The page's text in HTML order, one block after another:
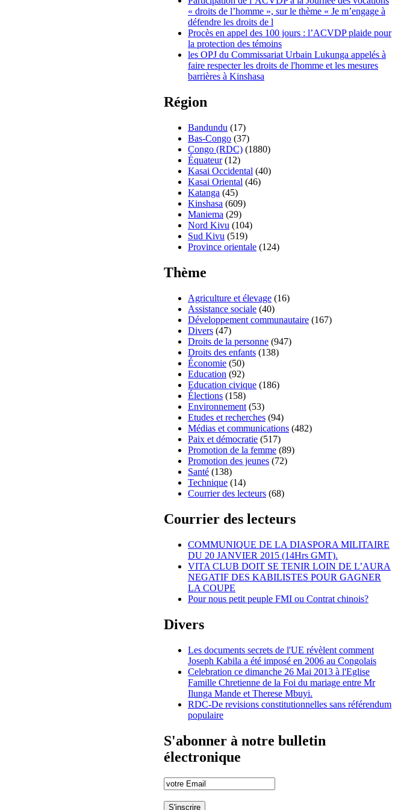
« droits de l’homme », sur le thème « Je m’engage à
défendre les droits de l
Procès en appel des 100 jours : l’ACVDP plaide pour
la protection des témoins
les OPJ du Commissariat Urbain Lukunga appelés à
faire respecter les droits de l'homme et les mesures
barrières à Kinshasa
Région
Bandundu (17)
Bas-Congo (37)
Congo (RDC) (1880)
Équateur(12)
Kasai Occidental (40)
Kasai Oriental (46)
Katanga (45)
Kinshasa (609)
Maniema (29)
Nord Kivu (104)
Sud Kivu (519)
Province orientale (124)
Thème
Agriculture et élevage (16)
Assistance sociale (40)
Développement communautaire (167)
Divers (47)
Droits de la personne (947)
Droits des enfants (138)
Économie (50)
Education (92)
Education civique (186)
Élections (158)
Environnement (53)
Etudes et recherches (94)
Médias et communications (482)
Paix et démocratie (517)
Promotion de la femme (89)
Promotion des jeunes (72)
Santé (138)
Technique (14)
Courrier des lecteurs (68)
Courrier des lecteurs
COMMUNIQUE DE LA DIASPORA MILITAIRE
DU 20 JANVIER 2015 (14Hrs GMT).
VITA CLUB DOIT SE TENIR LOIN DE L’AURA
NEGATIF DES KABILISTES POUR GAGNER
LA COUPE
Pour nous petit peuple FMI ou Contrat chinois?
Divers
Les documents secrets de l'UE révèlent comment
Joseph Kabila a été imposé en 2006 au Congolais
Celebration ce dimanche 26 Mai 2013 à l'Eglise
Famille Chretienne de la Foi du mariage entre Mr
Ilunga Mande et Therese Mbuyi.
RDC-De revisions constitutionnelles sans référendum
populaire
S'abonner à notre bulletin
électronique